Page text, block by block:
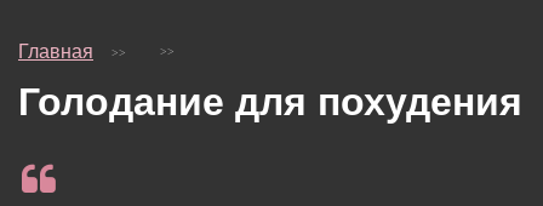
Главная
Голодание для похудения